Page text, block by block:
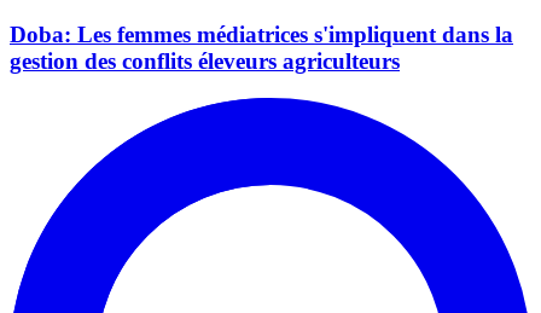
Doba: Les femmes médiatrices s'impliquent dans la
gestion des conflits éleveurs agriculteurs